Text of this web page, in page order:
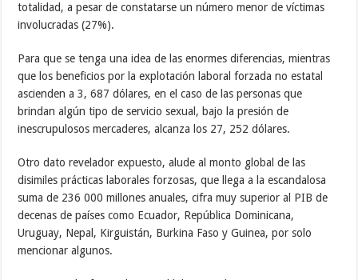
totalidad, a pesar de constatarse un número menor de víctimas
involucradas (27%).
Para que se tenga una idea de las enormes diferencias, mientras
que los beneficios por la explotación laboral forzada no estatal
ascienden a 3, 687 dólares, en el caso de las personas que
brindan algún tipo de servicio sexual, bajo la presión de
inescrupulosos mercaderes, alcanza los 27, 252 dólares.
Otro dato revelador expuesto, alude al monto global de las
disimiles prácticas laborales forzosas, que llega a la escandalosa
suma de 236 000 millones anuales, cifra muy superior al PIB de
decenas de países como Ecuador, República Dominicana,
Uruguay, Nepal, Kirguistán, Burkina Faso y Guinea, por solo
mencionar algunos.